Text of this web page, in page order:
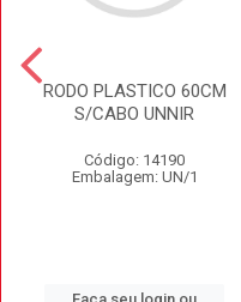
RODO PLASTICO 60CM
S/CABO UNNIR
Código: 14190
Embalagem: UN/1